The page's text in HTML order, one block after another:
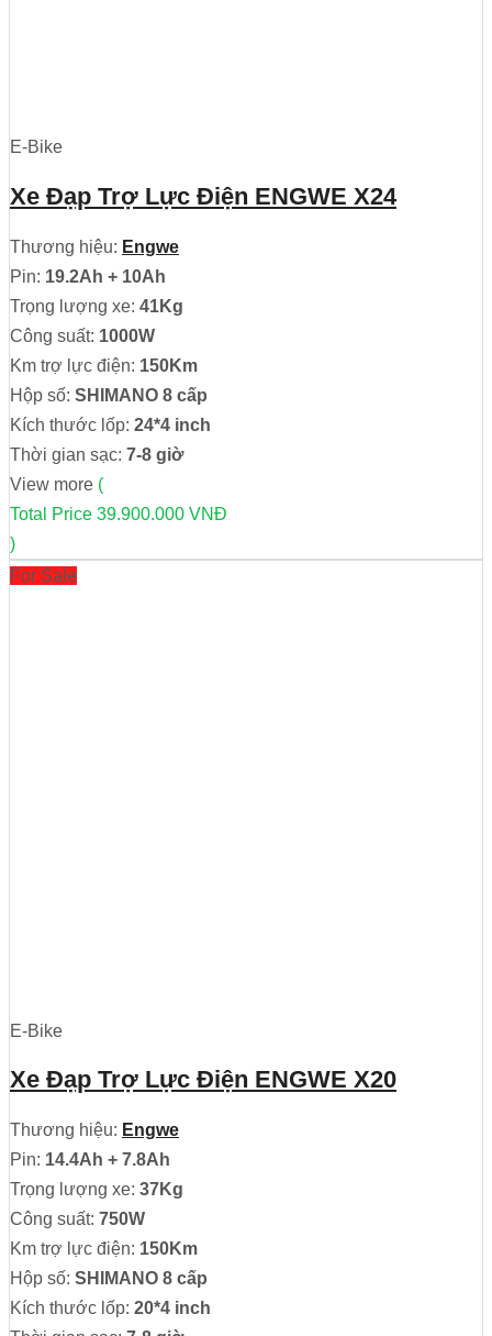
E-Bike
Xe Đạp Trợ Lực Điện ENGWE X24
Thương hiệu: Engwe
Pin: 19.2Ah + 10Ah
Trọng lượng xe: 41Kg
Công suất: 1000W
Km trợ lực điện: 150Km
Hộp số: SHIMANO 8 cấp
Kích thước lốp: 24*4 inch
Thời gian sạc: 7-8 giờ
View more (
Total Price 39.900.000 VNĐ
)
For Sale
E-Bike
Xe Đạp Trợ Lực Điện ENGWE X20
Thương hiệu: Engwe
Pin: 14.4Ah + 7.8Ah
Trọng lượng xe: 37Kg
Công suất: 750W
Km trợ lực điện: 150Km
Hộp số: SHIMANO 8 cấp
Kích thước lốp: 20*4 inch